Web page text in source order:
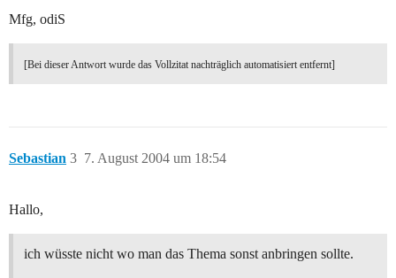
Mfg, odiS
[Bei dieser Antwort wurde das Vollzitat nachträglich automatisiert entfernt]
Sebastian 7. August 2004 um 18:54
3
Hallo,
ich wüsste nicht wo man das Thema sonst anbringen sollte.